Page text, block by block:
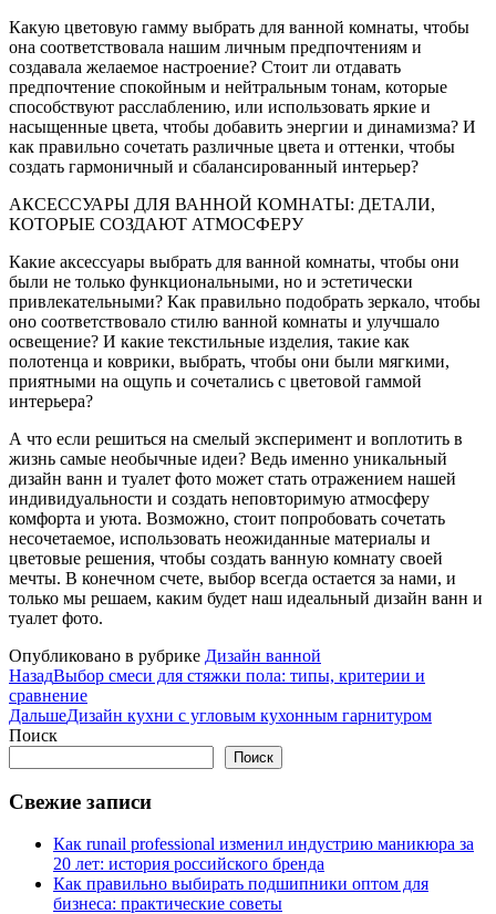
Какую цветовую гамму выбрать для ванной комнаты, чтобы
она соответствовала нашим личным предпочтениям и
создавала желаемое настроение? Стоит ли отдавать
предпочтение спокойным и нейтральным тонам, которые
способствуют расслаблению, или использовать яркие и
насыщенные цвета, чтобы добавить энергии и динамизма? И
как правильно сочетать различные цвета и оттенки, чтобы
создать гармоничный и сбалансированный интерьер?
АКСЕССУАРЫ ДЛЯ ВАННОЙ КОМНАТЫ: ДЕТАЛИ,
КОТОРЫЕ СОЗДАЮТ АТМОСФЕРУ
Какие аксессуары выбрать для ванной комнаты, чтобы они
были не только функциональными, но и эстетически
привлекательными? Как правильно подобрать зеркало, чтобы
оно соответствовало стилю ванной комнаты и улучшало
освещение? И какие текстильные изделия, такие как
полотенца и коврики, выбрать, чтобы они были мягкими,
приятными на ощупь и сочетались с цветовой гаммой
интерьера?
А что если решиться на смелый эксперимент и воплотить в
жизнь самые необычные идеи? Ведь именно уникальный
дизайн ванн и туалет фото может стать отражением нашей
индивидуальности и создать неповторимую атмосферу
комфорта и уюта. Возможно, стоит попробовать сочетать
несочетаемое, использовать неожиданные материалы и
цветовые решения, чтобы создать ванную комнату своей
мечты. В конечном счете, выбор всегда остается за нами, и
только мы решаем, каким будет наш идеальный дизайн ванн и
туалет фото.
Опубликовано в рубрике Дизайн ванной
НазадВыбор смеси для стяжки пола: типы, критерии и
сравнение
ДальшеДизайн кухни с угловым кухонным гарнитуром
Поиск
Поиск
Свежие записи
Как runail professional изменил индустрию маникюра за
20 лет: история российского бренда
Как правильно выбирать подшипники оптом для
бизнеса: практические советы